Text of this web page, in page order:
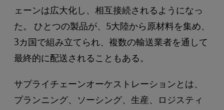
ェーンは広大化し、相互接続されるようになっ
た。 ひとつの製品が、5大陸から原材料を集め、
3カ国で組み立てられ、複数の輸送業者を通して
最終的に配送されることもある。
サプライチェーンオーケストレーションとは、
プランニング、ソーシング、生産、ロジスティ